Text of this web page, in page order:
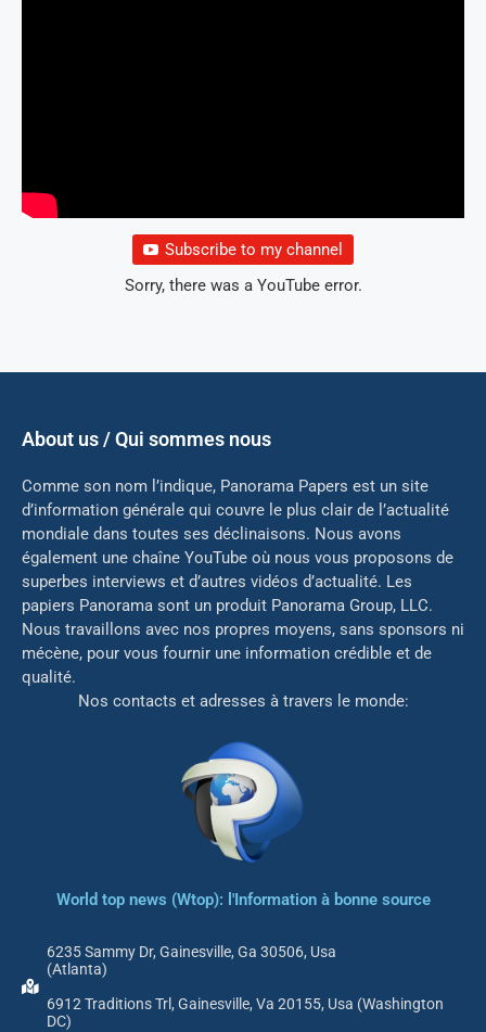
Subscribe to my channel
Sorry, there was a YouTube error.
About us / Qui sommes nous
Comme son nom l’indique, Panorama Papers est un site
d’information générale qui couvre le plus clair de l’actualité
mondiale dans toutes ses déclinaisons. Nous avons
également une chaîne YouTube où nous vous proposons de
superbes interviews et d’autres vidéos d’actualité. Les
papiers Panorama sont un produit Panorama Group, LLC.
Nous travaillons avec nos propres moyens, sans sponsors ni
mécène, pour vous fournir une information crédible et de
qualité.
Nos contacts et adresses à travers le monde:
World top news (Wtop): l'Information à bonne source
6235 Sammy Dr, Gainesville, Ga 30506, Usa
(Atlanta)
6912 Traditions Trl, Gainesville, Va 20155, Usa (Washington
DC)